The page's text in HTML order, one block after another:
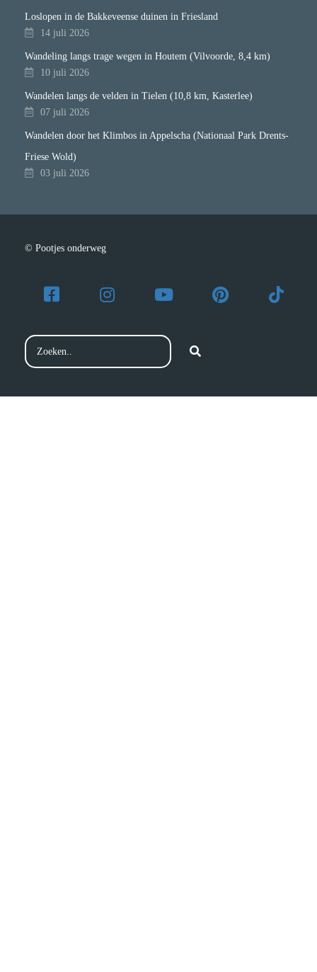
Loslopen in de Bakkeveense duinen in Friesland
14 juli 2026
Wandeling langs trage wegen in Houtem (Vilvoorde, 8,4 km)
10 juli 2026
Wandelen langs de velden in Tielen (10,8 km, Kasterlee)
07 juli 2026
Wandelen door het Klimbos in Appelscha (Nationaal Park Drents-
Friese Wold)
03 juli 2026
© Pootjes onderweg